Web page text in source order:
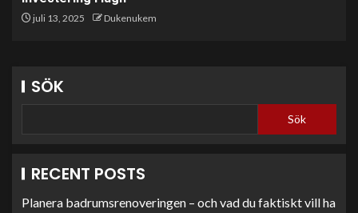
juli 13, 2025 Dukenukem
SÖK
Sök
RECENT POSTS
Planera badrumsrenoveringen – och vad du faktiskt vill ha